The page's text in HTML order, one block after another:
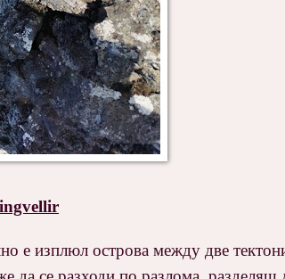
е изплюл острова между две